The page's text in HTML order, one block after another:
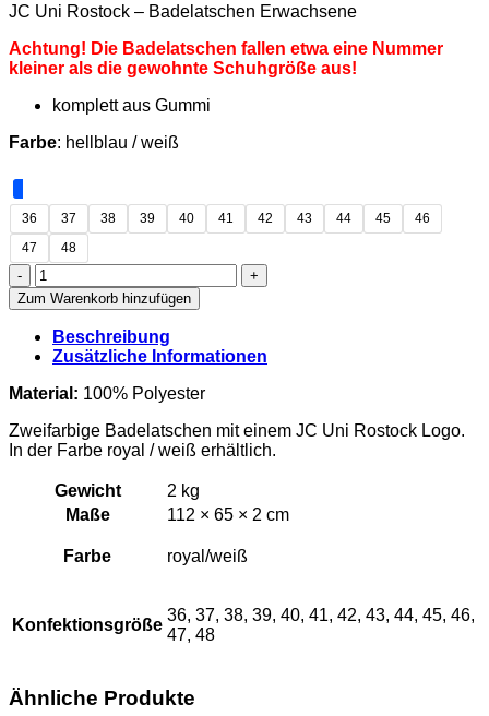
JC Uni Rostock – Badelatschen Erwachsene
Achtung! Die Badelatschen fallen etwa eine Nummer
kleiner als die gewohnte Schuhgröße aus!
komplett aus Gummi
Farbe: hellblau / weiß
36 37 38 39 40 41 42 43 44 45
46
47
48
JC
Uni
Rostock
-
Badelatschen
Erwachsene
Menge
Zum Warenkorb hinzufügen
Beschreibung
Zusätzliche Informationen
Material: 100% Polyester
Zweifarbige Badelatschen mit einem JC Uni Rostock Logo.
In der Farbe royal / weiß erhältlich.
Gewicht
2 kg
Maße
112 × 65 × 2 cm
Farbe royal/weiß
Konfektionsgröße
36, 37, 38, 39, 40, 41, 42, 43, 44, 45, 46,
47, 48
Ähnliche Produkte